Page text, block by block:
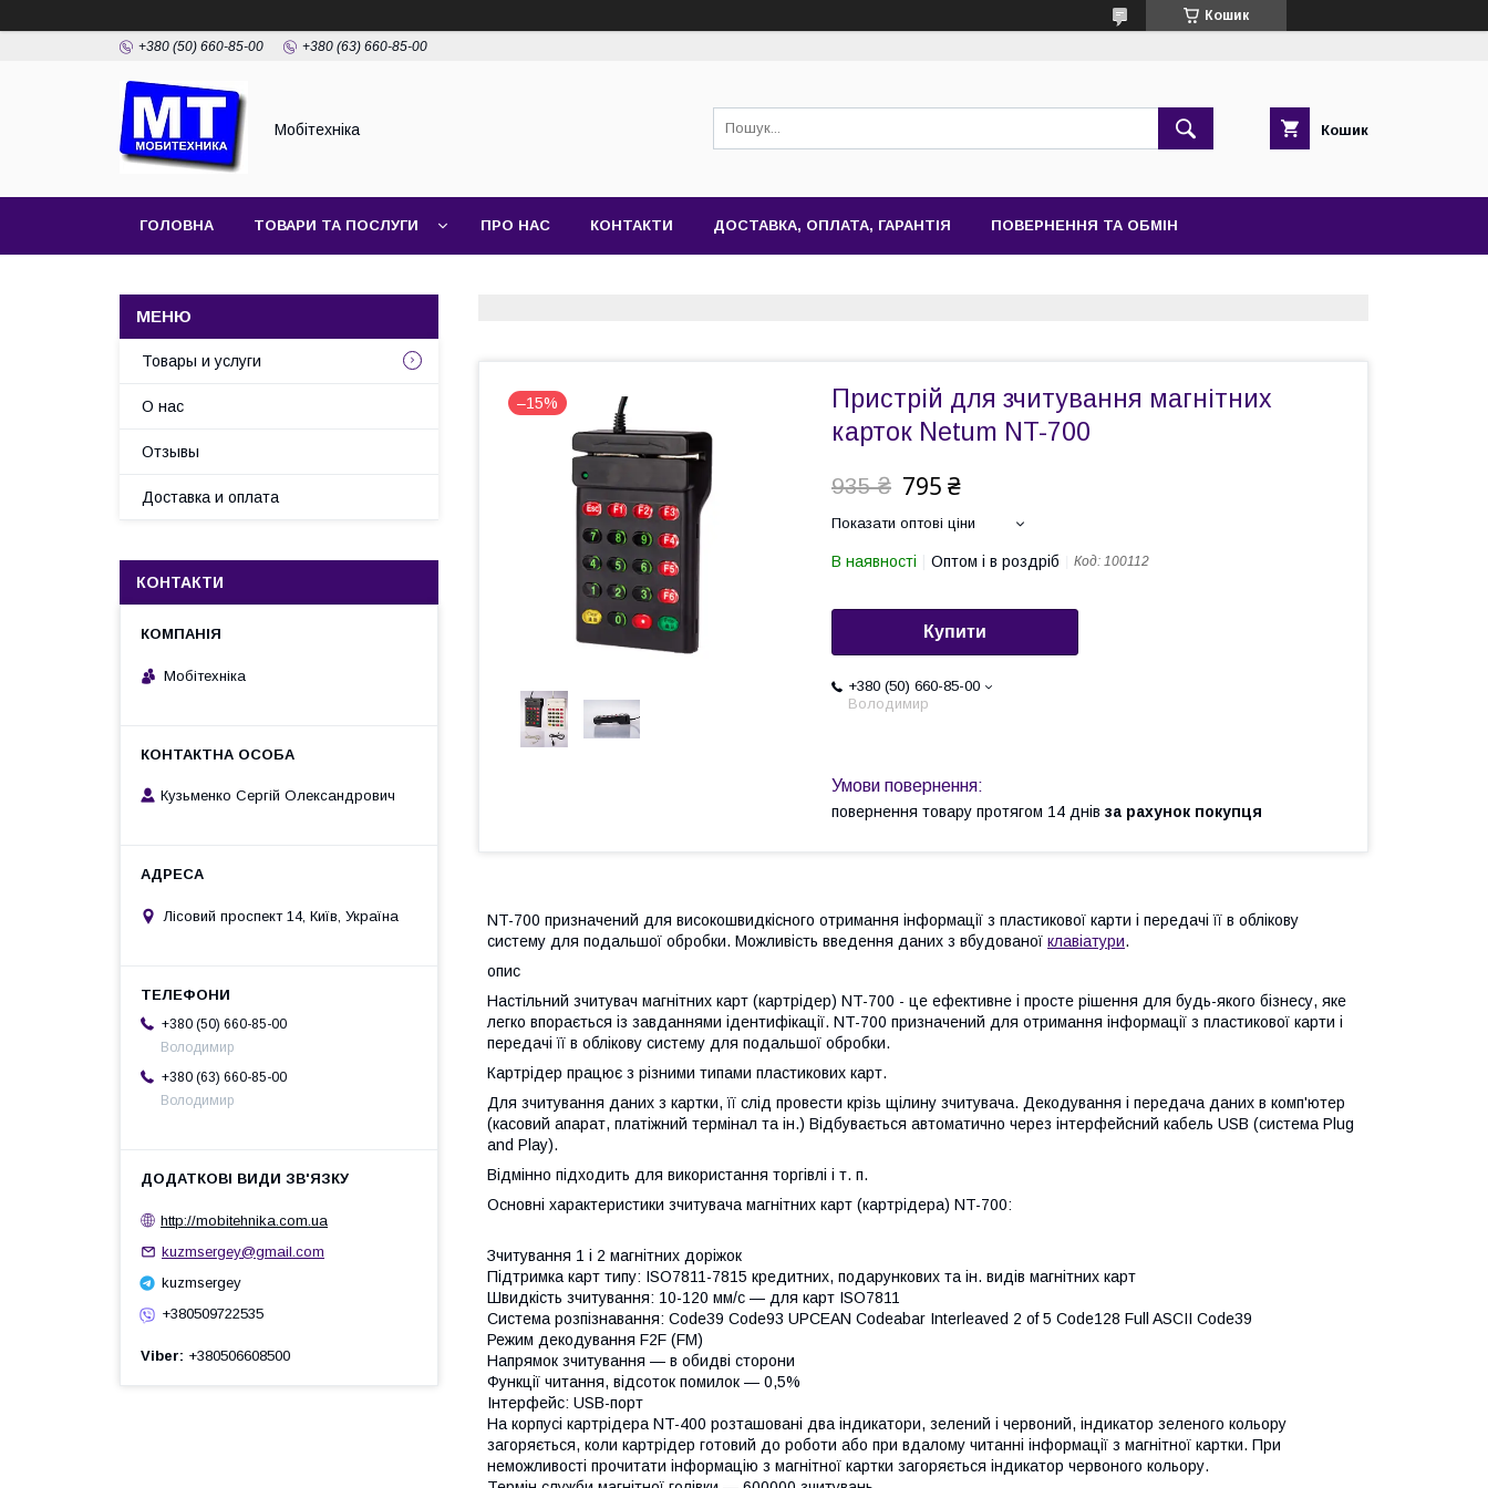
Кошик
+380 (50) 660-85-00 +380 (63) 660-85-00
Мобітехніка Кошик
ГОЛОВНА ТОВАРИ ТА ПОСЛУГИ ПРО НАС КОНТАКТИ ДОСТАВКА, ОПЛАТА, ГАРАНТІЯ ПОВЕРНЕННЯ ТА ОБМІН
–15%
Пристрій для зчитування магнітних
карток Netum NT-700
935 ₴ 795 ₴
Показати оптові ціни
В наявності Оптом і в роздріб Код: 100112
Купити
+380 (50) 660-85-00
Володимир
повернення товару протягом 14 днів за рахунок покупця
NT-700 призначений для високошвидкісного отримання інформації з пластикової карти і передачі її в облікову
систему для подальшої обробки. Можливість введення даних з вбудованої клавіатури.
опис
Настільний зчитувач магнітних карт (картрідер) NT-700 - це ефективне і просте рішення для будь-якого бізнесу, яке
легко впорається із завданнями ідентифікації. NT-700 призначений для отримання інформації з пластикової карти і
передачі її в облікову систему для подальшої обробки.
Картрідер працює з різними типами пластикових карт.
Для зчитування даних з картки, її слід провести крізь щілину зчитувача. Декодування і передача даних в комп'ютер
(касовий апарат, платіжний термінал та ін.) Відбувається автоматично через інтерфейсний кабель USB (система Plug
and Play).
Відмінно підходить для використання торгівлі і т. п.
Основні характеристики зчитувача магнітних карт (картрідера) NT-700:
Зчитування 1 і 2 магнітних доріжок
Підтримка карт типу: ISO7811-7815 кредитних, подарункових та ін. видів магнітних карт
Швидкість зчитування: 10-120 мм/с — для карт ISO7811
Система розпізнавання: Code39 Code93 UPCEAN Codeabar Interleaved 2 of 5 Code128 Full ASCII Code39
Режим декодування F2F (FM)
Напрямок зчитування — в обидві сторони
Функції читання, відсоток помилок — 0,5%
Інтерфейс: USB-порт
На корпусі картрідера NT-400 розташовані два індикатори, зелений і червоний, індикатор зеленого кольору
загоряється, коли картрідер готовий до роботи або при вдалому читанні інформації з магнітної картки. При
неможливості прочитати інформацію з магнітної картки загоряється індикатор червоного кольору.
Товары и услуги
О нас
Отзывы
Доставка и оплата
КОНТАКТИ
Мобітехніка
Кузьменко Сергій Олександрович
Лісовий проспект 14, Київ, Україна
+380 (50) 660-85-00
Володимир
+380 (63) 660-85-00
Володимир
http://mobitehnika.com.ua
kuzmsergey@gmail.com
kuzmsergey
+380509722535
Viber +380506608500